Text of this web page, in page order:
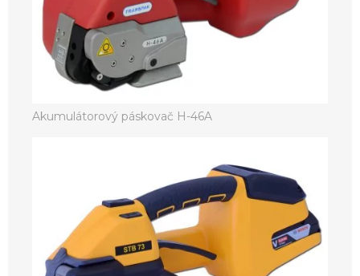
Akumulátorový páskovač H-46A